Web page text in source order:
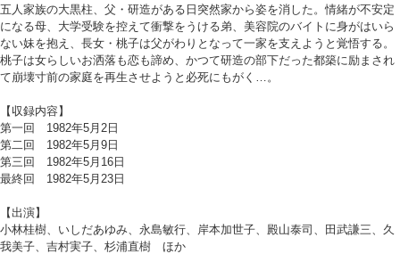
五人家族の大黒柱、父・研造がある日突然家から姿を消した。情緒が不安定
になる母、大学受験を控えて衝撃をうける弟、美容院のバイトに身がはいら
ない妹を抱え、長女・桃子は父がわりとなって一家を支えようと覚悟する。
桃子は女らしいお洒落も恋も諦め、かつて研造の部下だった都築に励まされ
て崩壊寸前の家庭を再生させようと必死にもがく…。
【収録内容】
第一回 1982年5月2日
第二回 1982年5月9日
第三回 1982年5月16日
最終回 1982年5月23日
【出演】
小林桂樹、いしだあゆみ、永島敏行、岸本加世子、殿山泰司、田武謙三、久
我美子、吉村実子、杉浦直樹 ほか